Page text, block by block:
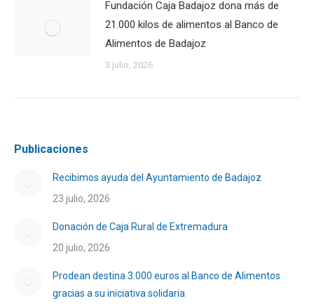
Fundación Caja Badajoz dona más de
21.000 kilos de alimentos al Banco de
Alimentos de Badajoz
3 julio, 2026
Publicaciones
Recibimos ayuda del Ayuntamiento de Badajoz
23 julio, 2026
Donación de Caja Rural de Extremadura
20 julio, 2026
Prodean destina 3.000 euros al Banco de Alimentos
gracias a su iniciativa solidaria